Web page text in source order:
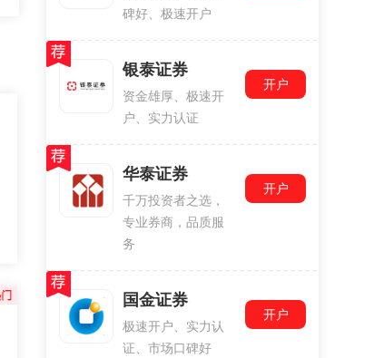
碑好、极速开户
银泰证券
资金雄厚、极速开
户、实力认证
开户
华泰证券
千万投资者之选，
专业券商，品质服
务
开户
国金证券
极速开户、实力认
证、市场口碑好
开户